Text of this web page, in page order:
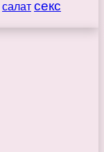
салат секс